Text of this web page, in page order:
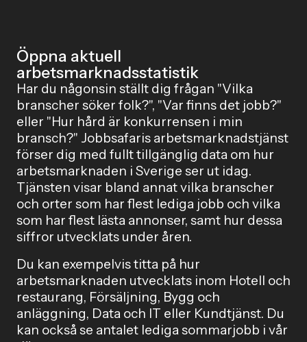
Öppna aktuell
arbetsmarknadsstatistik
Har du någonsin ställt dig frågan "Vilka
branscher söker folk?", "Var finns det jobb?"
eller "Hur hård är konkurrensen i min
bransch?" Jobbsafaris arbetsmarknadstjänst
förser dig med fullt tillgänglig data om hur
arbetsmarknaden i Sverige ser ut idag.
Tjänsten visar bland annat vilka branscher
och orter som har flest lediga jobb och vilka
som har flest lästa annonser, samt hur dessa
siffror utvecklats under åren.
Du kan exempelvis titta på hur
arbetsmarknaden utvecklats inom Hotell och
restaurang, Försäljning, Bygg och
anläggning, Data och IT eller Kundtjänst. Du
kan också se antalet lediga sommarjobb i vår